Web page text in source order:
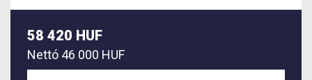
58 420 HUF
Nettó 46 000 HUF